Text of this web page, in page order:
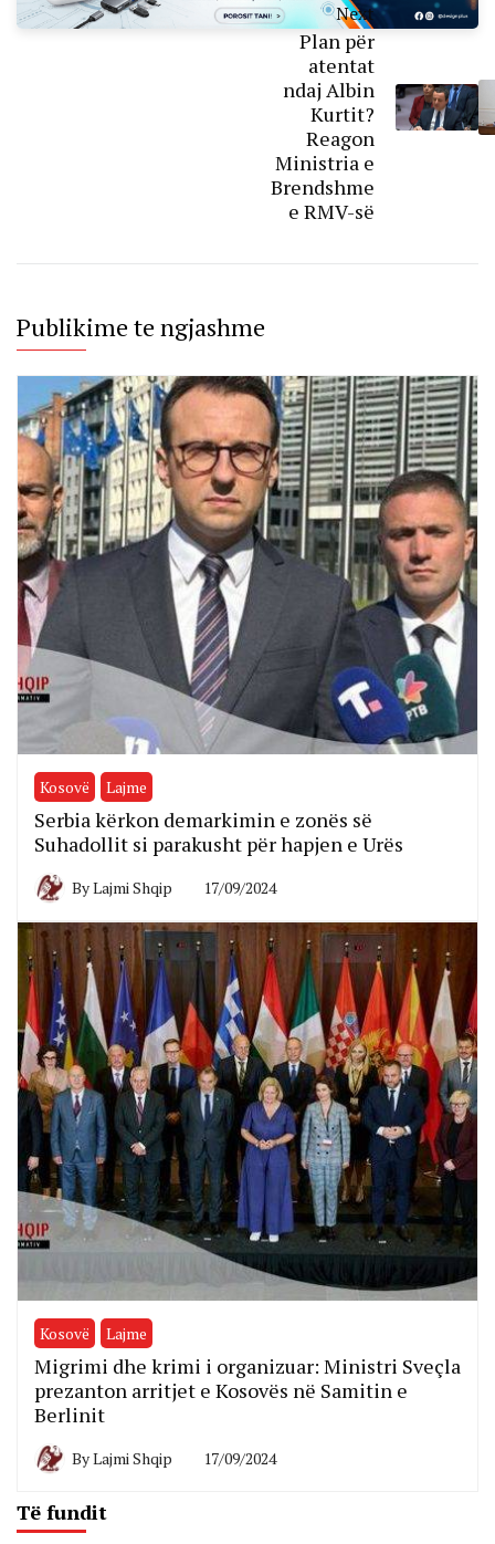
Next
Plan për
atentat
ndaj Albin
Kurtit?
Reagon
Ministria e
Brendshme
e RMV-së
Publikime te ngjashme
Kosovë Lajme
Serbia kërkon demarkimin e zonës së
Suhadollit si parakusht për hapjen e Urës
ByLajmi Shqip 17/09/2024
Kosovë Lajme
Migrimi dhe krimi i organizuar: Ministri Sveçla
prezanton arritjet e Kosovës në Samitin e
Berlinit
ByLajmi Shqip 17/09/2024
Të fundit